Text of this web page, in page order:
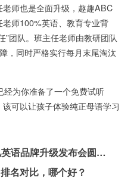
师也是全面升级，趣趣ABC
师100%英语、教育专业背
”团队。班主任老师由教研团队
，同时严格实行每月末尾淘汰
为你准备了一个免费试听
可以让孩子体验纯正母语学习
趣趣ABC在线少儿英语品牌升级发布会圆满召开
名对比，哪个好？